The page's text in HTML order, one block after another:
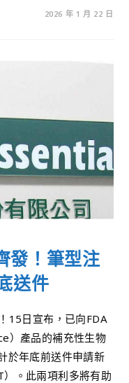
2026 年 1 月 22 日
發！筆型注
送件
15日宣布，已向FDA
）產品的補充性生物
於年底前送件申請新
。此兩項利多將有助